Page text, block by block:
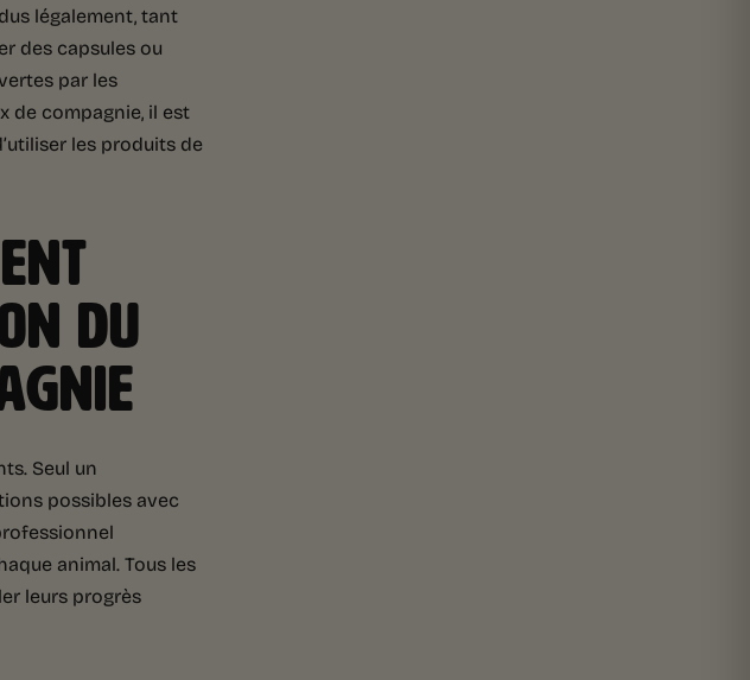
légalement, tant
des capsules ou
par les
de compagnie, il est
les produits de
DU
Seul un
possibles avec
animal. Tous les
leurs progrès